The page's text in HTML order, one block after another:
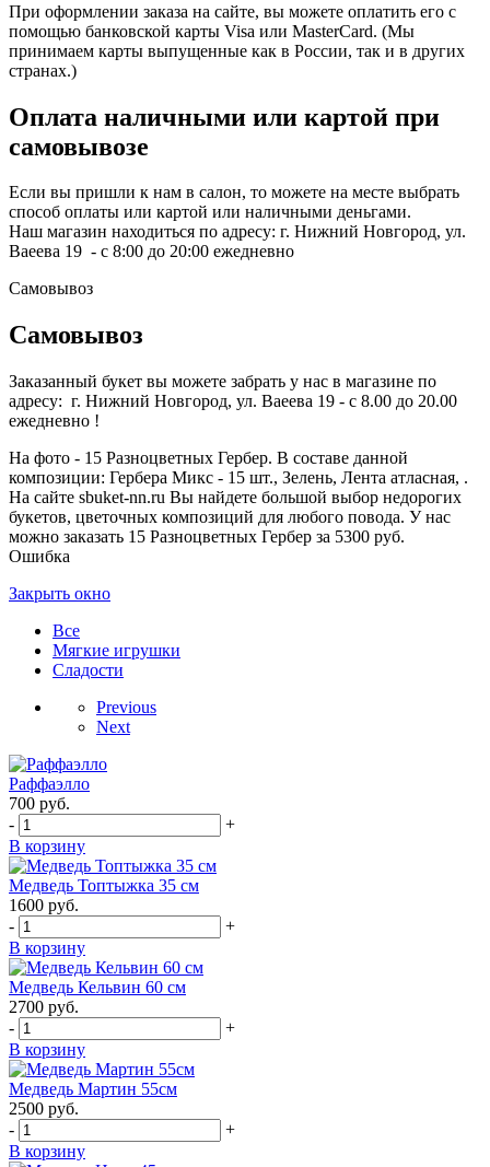
При оформлении заказа на сайте, вы можете оплатить его с
помощью банковской карты Visa или MasterCard. (Мы
принимаем карты выпущенные как в России, так и в других
странах.)
Оплата наличными или картой при
самовывозе
Если вы пришли к нам в салон, то можете на месте выбрать
способ оплаты или картой или наличными деньгами.
Наш магазин находиться по адресу: г. Нижний Новгород, ул.
Ваеева 19 - с 8:00 до 20:00 ежедневно
Самовывоз
Самовывоз
Заказанный букет вы можете забрать у нас в магазине по
адресу: г. Нижний Новгород, ул. Ваеева 19 - с 8.00 до 20.00
ежедневно !
На фото - 15 Разноцветных Гербер. В составе данной
композиции: Гербера Микс - 15 шт., Зелень, Лента атласная, .
На сайте sbuket-nn.ru Вы найдете большой выбор недорогих
букетов, цветочных композиций для любого повода. У нас
можно заказать 15 Разноцветных Гербер за 5300 руб.
Ошибка
Закрыть окно
Все
Мягкие игрушки
Сладости
Previous
Next
Раффаэлло
700 руб.
-
+
В корзину
Медведь Топтыжка 35 см
1600 руб.
-
+
В корзину
Медведь Кельвин 60 см
2700 руб.
-
+
В корзину
Медведь Мартин 55см
2500 руб.
-
+
В корзину